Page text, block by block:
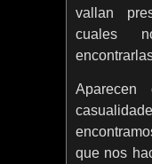
vallan
cuales
Aparecen
que nos